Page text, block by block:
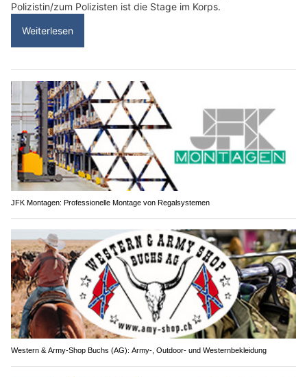
Polizistin/zum Polizisten ist die Stage im Korps.
Weiterlesen
JFK Montagen: Professionelle Montage von Regalsystemen
Western & Army-Shop Buchs (AG): Army-, Outdoor- und Westernbekleidung